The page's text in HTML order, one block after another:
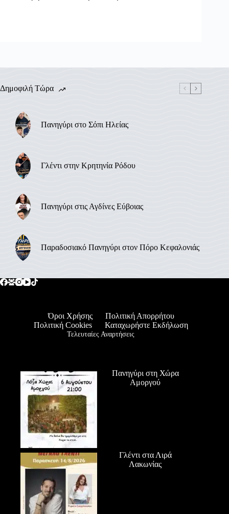
Δημοφιλή Τώρα
Πανηγύρι στο Σόπι Ηλείας
Γλέντι στην Κρητηνία Ρόδου
Πανηγύρι στις Αγδίνες Εύβοιας
Παραδοσιακό Πανηγύρι στον Πόρο Κεφαλονιάς
Όροι Χρήσης
Πολιτική Απορρήτου
Πολιτική Cookies
Καταχωρήστε Εκδήλωση
Τελευταίες Αναρτήσεις
Πανηγύρι στη Χώρα
Αμοργού
Γλέντι στα Λιρά
Λακωνίας